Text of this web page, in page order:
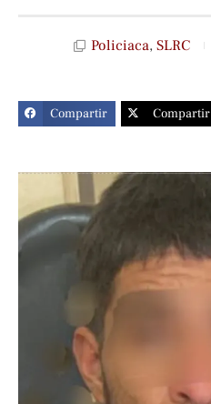
Policiaca, SLRC
Compartir Compartir